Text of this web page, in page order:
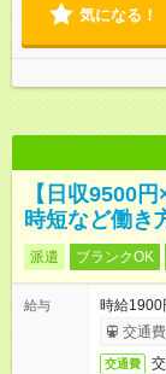
気になる！
【日収9500
時短など働き
派遣 ブランクOK
給与
時給1900
交通
交通費